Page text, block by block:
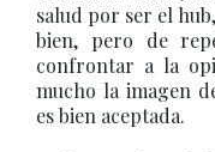
salud por ser el
bien, pero de
confrontar a la
mucho la imagen
es bien aceptada.